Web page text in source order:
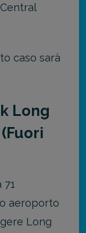
caso sarà
Long
aeroporto
Long